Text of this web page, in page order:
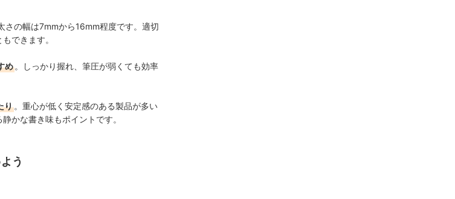
さの幅は7mmから16mm程度です。適切
できます。
め 。しっかり握れ、筆圧が弱くても効率
り 。重心が低く安定感のある製品が多い
かな書き味もポイントです。
う